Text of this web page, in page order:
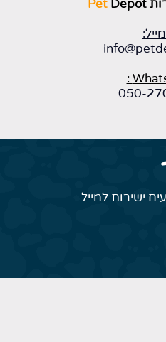
Pet Depot
050-
ישירות למייל